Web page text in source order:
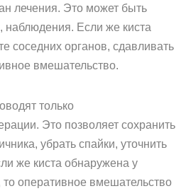
лечения. Это может быть
наблюдения. Если же киста
соседних органов, сдавливать
вмешательство.
только
Это позволяет сохранить
убрать спайки, уточнить
же киста обнаружена у
оперативное вмешательство